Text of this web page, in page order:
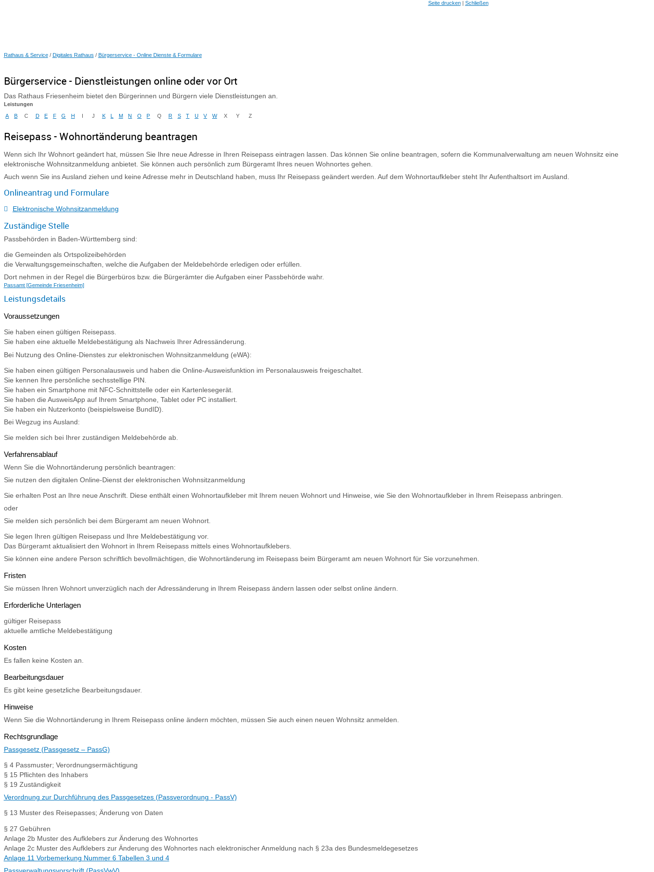
Seite drucken | Schließen
Rathaus & Service/ Digitales Rathaus / Bürgerservice - Online Dienste & Formulare
Bürgerservice - Dienstleistungen online oder vor Ort
Das Rathaus Friesenheim bietet den Bürgerinnen und Bürgern viele Dienstleistungen an.
Leistungen
A
B C D E F G H I J K L M N O P Q R S T U V W X Y Z
Reisepass - Wohnortänderung beantragen
Wenn sich Ihr Wohnort geändert hat, müssen Sie Ihre neue Adresse in Ihren Reisepass eintragen lassen. Das können Sie online beantragen, sofern die Kommunalverwaltung am neuen Wohnsitz eine
elektronische Wohnsitzanmeldung anbietet. Sie können auch persönlich zum Bürgeramt Ihres neuen Wohnortes gehen.
Auch wenn Sie ins Ausland ziehen und keine Adresse mehr in Deutschland haben, muss Ihr Reisepass geändert werden. Auf dem Wohnortaufkleber steht Ihr Aufenthaltsort im Ausland.
Onlineantrag und Formulare
Elektronische Wohnsitzanmeldung
Zuständige Stelle
Passbehörden in Baden-Württemberg sind:
die Gemeinden als Ortspolizeibehörden
die Verwaltungsgemeinschaften, welche die Aufgaben der Meldebehörde erledigen oder erfüllen.
Dort nehmen in der Regel die Bürgerbüros bzw. die Bürgerämter die Aufgaben einer Passbehörde wahr.
Passamt [Gemeinde Friesenheim]
Leistungsdetails
Voraussetzungen
Sie haben einen gültigen Reisepass.
Sie haben eine aktuelle Meldebestätigung als Nachweis Ihrer Adressänderung.
Bei Nutzung des Online-Dienstes zur elektronischen Wohnsitzanmeldung (eWA):
Sie haben einen gültigen Personalausweis und haben die Online-Ausweisfunktion im Personalausweis freigeschaltet.
Sie kennen Ihre persönliche sechsstellige PIN.
Sie haben ein Smartphone mit NFC-Schnittstelle oder ein Kartenlesegerät.
Sie haben die AusweisApp auf Ihrem Smartphone, Tablet oder PC installiert.
Sie haben ein Nutzerkonto (beispielsweise BundID)
Bei Wegzug ins Ausland:
Sie melden sich bei Ihrer zuständigen Meldebehörde ab.
Verfahrensablauf
Wenn Sie die Wohnortänderung persönlich beantragen:
Sie nutzen den digitalen Online-Dienst der elektronischen Wohnsitzanmeldung
Sie erhalten Post an Ihre neue Anschrift. Diese enthält einen Wohnortaufkleber mit Ihrem neuen Wohnort und Hinweise, wie Sie den Wohnortaufkleber in Ihrem Reisepass anbringen.
oder
Sie melden sich persönlich bei dem Bürgeramt am neuen Wohnort.
Sie legen Ihren gültigen Reisepass und Ihre Meldebestätigung vor.
Das Bürgeramt aktualisiert den Wohnort in Ihrem Reisepassmittels eines Wohnortaufklebers.
Sie können eine andere Person schriftlich bevollmächtigen, die Wohnortänderung im Reisepass beim Bürgeramt am neuen Wohnort für Sie vorzunehmen.
Fristen
Sie müssen Ihren Wohnort unverzüglich nach der Adressänderung in Ihrem Reisepass ändern lassen oder selbst online ändern.
Erforderliche Unterlagen
gültiger Reisepass
aktuelle amtliche Meldebestätigung
Kosten
Es fallen keine Kosten an.
Bearbeitungsdauer
Es gibt keine gesetzliche Bearbeitungsdauer.
Hinweise
Wenn Sie die Wohnortänderung in Ihrem Reisepass online ändern möchten, müssen Sie auch einen neuen Wohnsitz anmelden.
Rechtsgrundlage
Passgesetz (Passgesetz – PassG)
§ 4 Passmuster; Verordnungsermächtigung
§ 15 Pflichten des Inhabers
§ 19 Zuständigkeit
Verordnung zur Durchführung des Passgesetzes (Passverordnung - PassV)
§ 13 Muster des Reisepasses; Änderung von Daten
§ 27 Gebühren
Anlage 2b Muster des Aufklebers zur Änderung des Wohnortes
Anlage 2c Muster des Aufklebers zur Änderung des Wohnortes nach elektronischer Anmeldung nach § 23a des Bundesmeldegesetzes
Anlage 11 Vorbemerkung Nummer 6 Tabellen 3 und 4